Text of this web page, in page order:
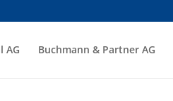
AG Buchmann & Partner AG